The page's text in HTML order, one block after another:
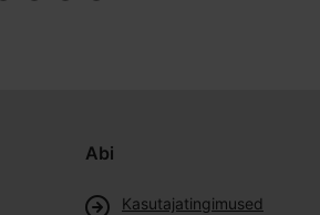
Abi
Kasutajatingimused